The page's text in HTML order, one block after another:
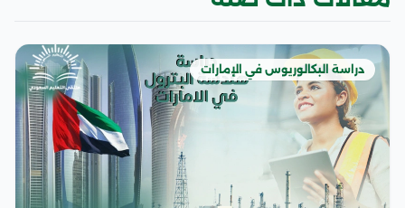
دراسة البكالوريوس في الإمارات